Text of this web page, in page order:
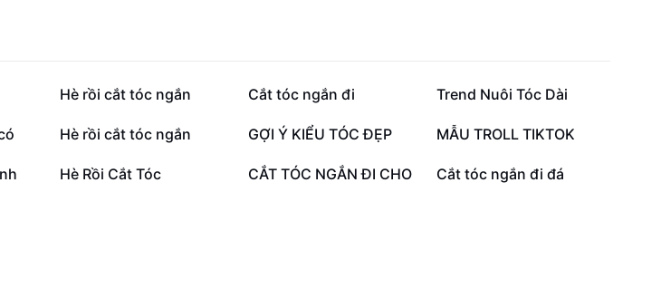
32,1 N
Hè rồi cắt tóc ngắn 17,9 N
Cắt tóc ngắn đi 15,3 N
Trend Nuôi Tóc Dài
7,7 N
Hè rồi cắt tóc ngắn 3,3 N
GỢI Ý KIỂU TÓC ĐẸP 1,8 N
MẪU TROLL TIKTOK
309
Hè Rồi Cắt Tóc 286
CẮT TÓC NGẮN ĐI CHO 198
Cắt tóc ngắn đi đá